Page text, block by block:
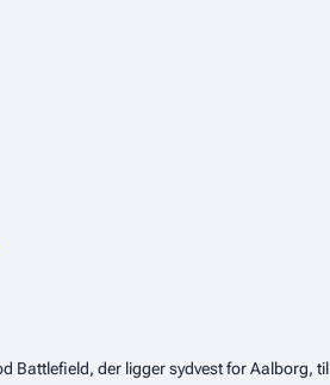
Battlefield, der ligger sydvest for Aalborg, til